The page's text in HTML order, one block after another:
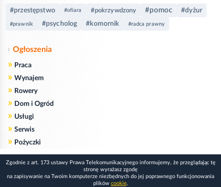
#przestępstwo #ofiara #pokrzywdzony #pomoc #dyżur
#prawnik #psycholog #komornik #radca prawny
Ogłoszenia
» Praca
» Wynajem
» Rowery
» Dom i Ogród
» Usługi
» Serwis
» Pożyczki
Zgodnie z art. 173 ustawy Prawa Telekomunikacyjnego informujemy, że przeglądając tę
stronę wyrażasz zgodę
na zapisywanie na Twoim komputerze niezbędnych do jej poprawnego funkcjonowania
plików cookie.